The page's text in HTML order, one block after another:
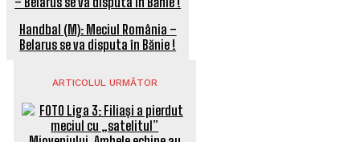
Handbal (M): Meciul România –
Belarus se va disputa în Bănie !
ARTICOLUL URMĂTOR